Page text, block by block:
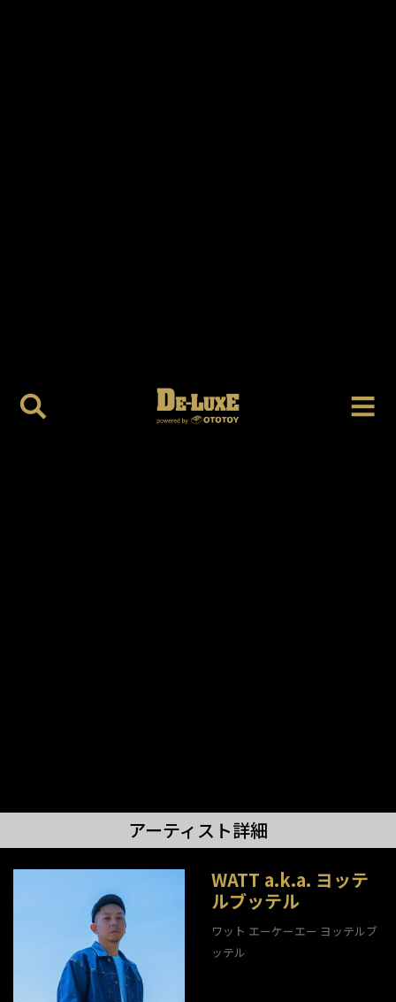
アーティスト詳細
WATT a.k.a. ヨッテ
ルブッテル
ワット エーケーエー ヨッテルブ
ッテル